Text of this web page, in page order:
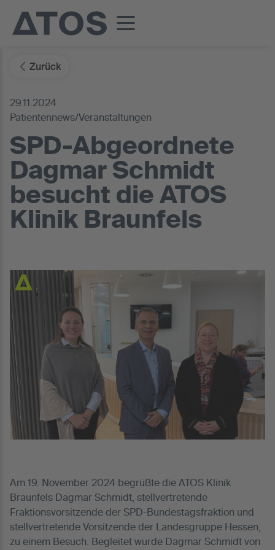
Zurück
29.11.2024
Patientennews/Veranstaltungen
SPD-Abgeordnete
Dagmar Schmidt
besucht die ATOS
Klinik Braunfels
Am 19. November 2024 begrüßte die ATOS Klinik
Braunfels Dagmar Schmidt, stellvertretende
Fraktionsvorsitzende der SPD-Bundestagsfraktion und
stellvertretende Vorsitzende der Landesgruppe Hessen,
zu einem Besuch. Begleitet wurde Dagmar Schmidt von